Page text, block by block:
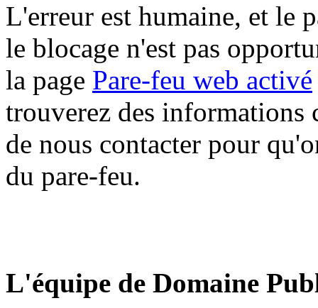
L'erreur est humaine, et le
le blocage n'est pas
la page Pare-feu web activé
trouverez des informations
de nous contacter pour
du pare-feu.
L'équipe de Domaine